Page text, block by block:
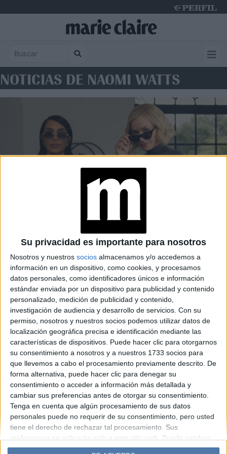
Su privacidad es importante para nosotros
Nosotros y nuestros socios almacenamos y/o accedemos a
información en un dispositivo, como cookies, y procesamos
datos personales, como identificadores únicos e información
estándar enviada por un dispositivo para publicidad y contenido
personalizado, medición de publicidad y contenido,
investigación de audiencia y desarrollo de servicios. Con su
permiso, nosotros y nuestros socios podemos utilizar datos de
localización geográfica precisa e identificación mediante las
características de dispositivos. Puede hacer clic para otorgarnos
su consentimiento a nosotros y a nuestros 1733 socios para
que llevemos a cabo el procesamiento previamente descrito. De
forma alternativa, puede hacer clic para denegar su
consentimiento o acceder a información más detallada y
cambiar sus preferencias antes de otorgar su consentimiento.
Tenga en cuenta que algún procesamiento de sus datos
personales puede no requerir de su consentimiento, pero usted
tiene el derecho de rechazar tal procesamiento. Sus
preferencias se aplicarán solo a este sitio web. Puede cambiar
sus preferencias o retirar su consentimiento en cualquier
NOTICIAS DE NAOMI WATTS
Naomi Watts sobre Kim
Kardashian en la serie All's
Fair: “Ver a Kim en este nuevo
rol hizo que nos rindiéramos
ante ella"
Espacio Publicitario
Diario Perfil Caras Noticias
Fortuna
Hombre
Weekend Parabrisas
Supercampo